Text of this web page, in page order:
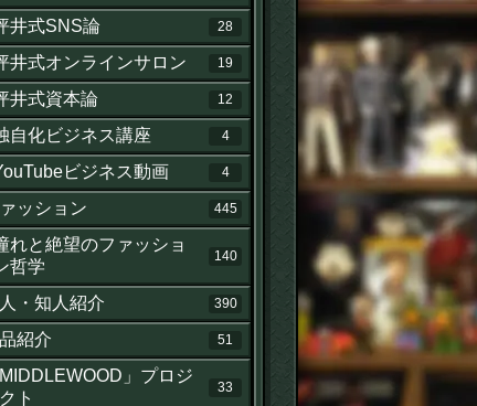
井式SNS論 28
井式オンラインサロン 19
井式資本論 12
自化ビジネス講座 4
ビジネス動画 4
ッション 445
れと絶望のファッショ
哲学
140
・知人紹介 390
紹介 51
MIDDLEWOOD」プロジ
ト
33